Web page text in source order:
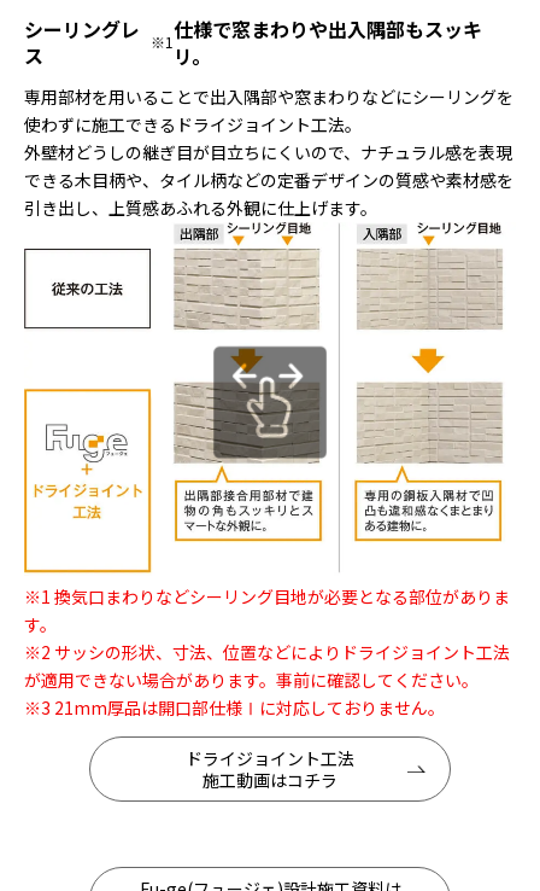
シーリングレ
ス
※1仕様で窓まわりや出入隅部もスッキ
リ。
専用部材を用いることで出入隅部や窓まわりなどにシーリングを
使わずに施工できるドライジョイント工法。
外壁材どうしの継ぎ目が目立ちにくいので、ナチュラル感を表現
できる木目柄や、タイル柄などの定番デザインの質感や素材感を
引き出し、上質感あふれる外観に仕上げます。
※1 換気口まわりなどシーリング目地が必要となる部位がありま
す。
※2 サッシの形状、寸法、位置などによりドライジョイント工法
が適用できない場合があります。事前に確認してください。
※3 21mm厚品は開口部仕様Ⅰに対応しておりません。
ドライジョイント工法
施工動画はコチラ